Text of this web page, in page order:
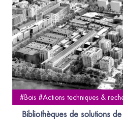
#Bois #Actions techniques &
Bibliothèques de solutions